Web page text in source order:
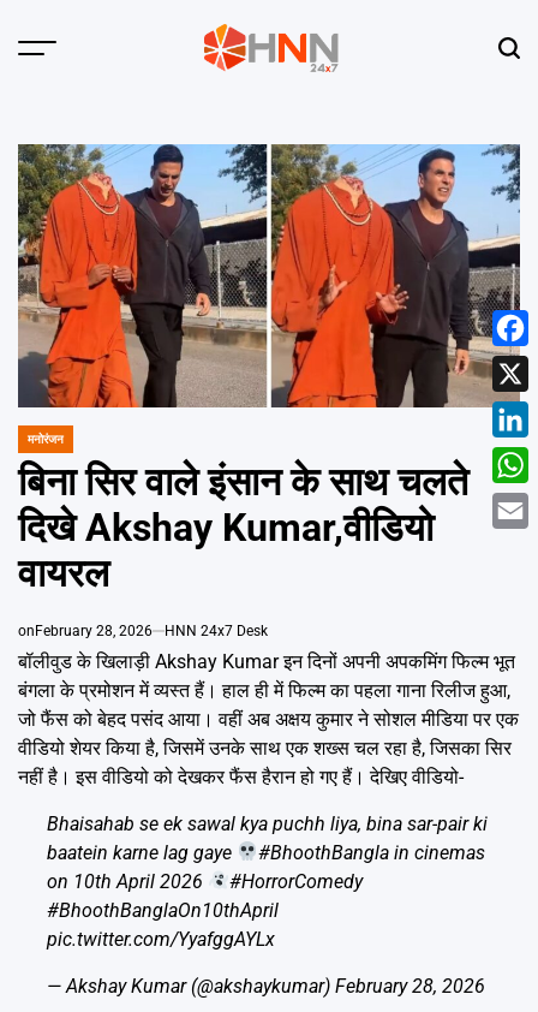
Menu
POSTED
IN
मनोरंजन
बिना सिर वाले इंसान के साथ चलते
दिखे Akshay Kumar,वीडियो
वायरल
onFebruary 28, 2026 HNN 24x7 Desk
बॉलीवुड के खिलाड़ी Akshay Kumar इन दिनों अपनी अपकमिंग फिल्म भूत
बंगला के प्रमोशन में व्यस्त हैं। हाल ही में फिल्म का पहला गाना रिलीज हुआ,
जो फैंस को बेहद पसंद आया। वहीं अब अक्षय कुमार ने सोशल मीडिया पर एक
वीडियो शेयर किया है, जिसमें उनके साथ एक शख्स चल रहा है, जिसका सिर
नहीं है। इस वीडियो को देखकर फैंस हैरान हो गए हैं। देखिए वीडियो-
Bhaisahab se ek sawal kya puchh liya, bina sar-pair ki
baatein karne lag gaye
#BhoothBangla in cinemas
on 10th April 2026
#HorrorComedy
#BhoothBanglaOn10thApril
pic.twitter.com/YyafggAYLx
— Akshay Kumar (@akshaykumar) February 28, 2026
X